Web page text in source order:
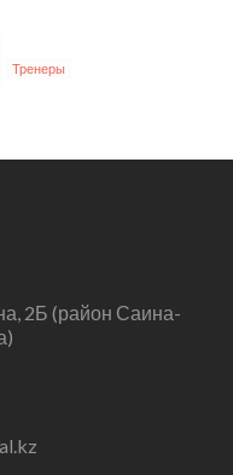
Тренеры
2Б (район Саина-